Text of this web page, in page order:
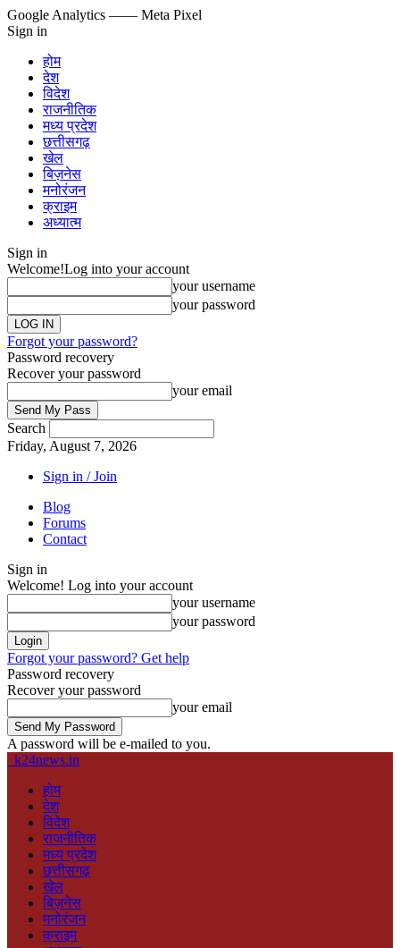
Google Analytics —— Meta Pixel
Sign in
होम
देश
विदेश
राजनीतिक
मध्य प्रदेश
छत्तीसगढ़
खेल
बिज़नेस
मनोरंजन
क्राइम
अध्यात्म
Sign in
Welcome!Log into your account
your username
your password
Forgot your password?
Password recovery
Recover your password
your email
Search
Friday, August 7, 2026
Sign in / Join
Blog
Forums
Contact
Sign in
Welcome! Log into your account
your username
your password
Forgot your password? Get help
Password recovery
Recover your password
your email
A password will be e-mailed to you.
k24news.in
होम
देश
विदेश
राजनीतिक
मध्य प्रदेश
छत्तीसगढ़
खेल
बिज़नेस
मनोरंजन
क्राइम